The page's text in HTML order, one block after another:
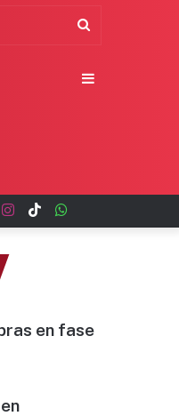
TikTok
Instagram
en fase